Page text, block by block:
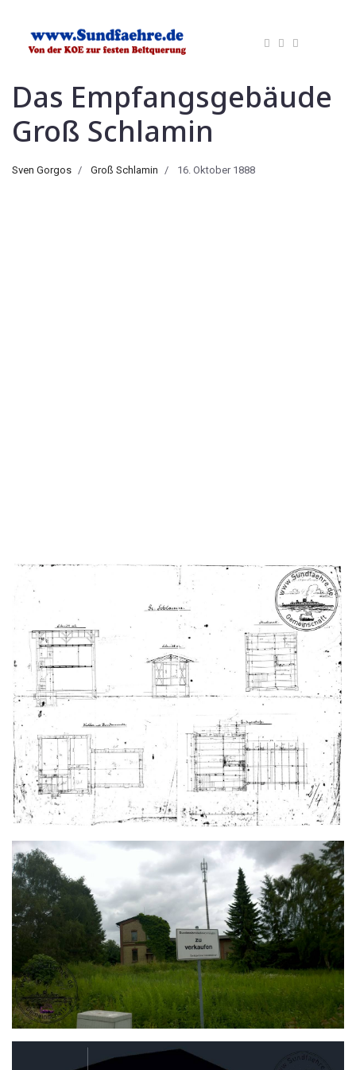
Das Empfangsgebäude
Groß Schlamin
Sven Gorgos Groß Schlamin 16. Oktober 1888